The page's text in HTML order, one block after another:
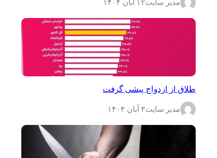
مدیر سایت۱۲ آبان ۱۴۰۴
طلاق از ازدواج پیشی گرفت
مدیر سایت۳ آبان ۱۴۰۴